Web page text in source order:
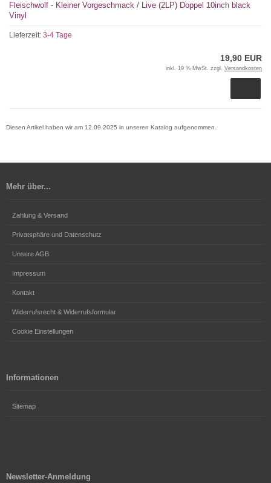
Fleischwolf - Kleiner Vorgeschmack / Live (2LP) Doppel 10inch black
Vinyl
Lieferzeit: 3-4 Tage
19,90 EUR
inkl. 19 % MwSt. zzgl. Versandkosten
Diesen Artikel haben wir am 12.09.2025 in unseren Katalog aufgenommen.
Mehr über...
Zahlung & Versand
Privatsphäre und Datenschutz
Unsere AGB
Impressum
Kontakt
Widerrufsrecht & Widerrufsformular
Cookie Einstellungen
Informationen
Sitemap
Newsletter-Anmeldung